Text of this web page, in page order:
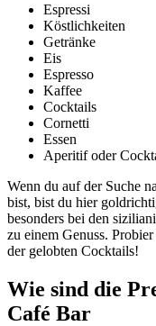
Espressi
Köstlichkeiten
Getränke
Eis
Espresso
Kaffee
Cocktails
Cornetti
Essen
Aperitif oder
Wenn du auf der Suche
bist, bist du hier
besonders bei den
zu einem Genuss.
der gelobten Cocktails!
Wie sind die
Café Bar